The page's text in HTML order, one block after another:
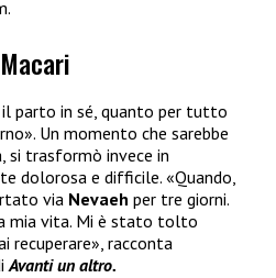
parto in sé, quanto per tutto
Un momento che sarebbe
si trasformò invece in
dolorosa e difficile. «Quando,
via Nevaeh per tre giorni.
mia vita. Mi è stato tolto
recuperare», racconta
Avanti un altro.